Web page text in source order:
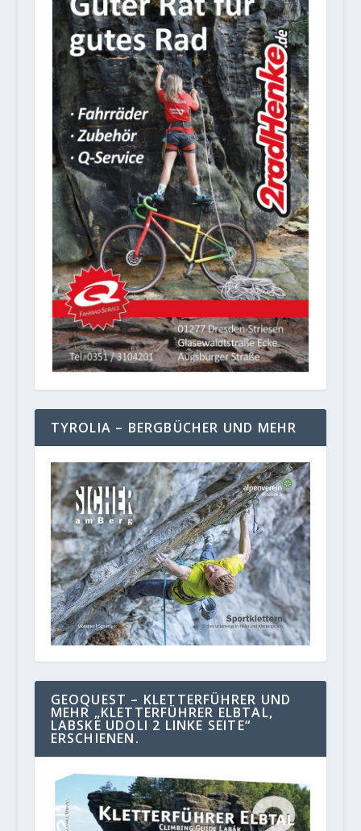
TYROLIA – BERGBÜCHER UND MEHR
GEOQUEST – KLETTERFÜHRER UND
MEHR „KLETTERFÜHRER ELBTAL,
LABSKE UDOLI 2 LINKE SEITE“
ERSCHIENEN.